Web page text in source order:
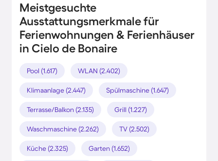
Meistgesuchte
Ausstattungsmerkmale für
Ferienwohnungen & Ferienhäuser
in Cielo de Bonaire
Pool (1.617) WLAN (2.402)
Klimaanlage (2.447) Spülmaschine (1.647)
Terrasse/Balkon (2.135) Grill (1.227)
Waschmaschine (2.262) TV (2.502)
Küche (2.325) Garten (1.652)